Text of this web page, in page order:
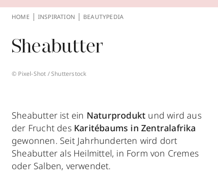
Behandlungen
Über YBPN
Aktionen
HOME INSPIRATION BEAUTYPEDIA
Sheabutter
© Pixel-Shot / Shutterstock
Sheabutter ist ein Naturprodukt und wird aus
der Frucht des Karitébaums in Zentralafrika
gewonnen. Seit Jahrhunderten wird dort
Sheabutter als Heilmittel, in Form von Cremes
oder Salben, verwendet.